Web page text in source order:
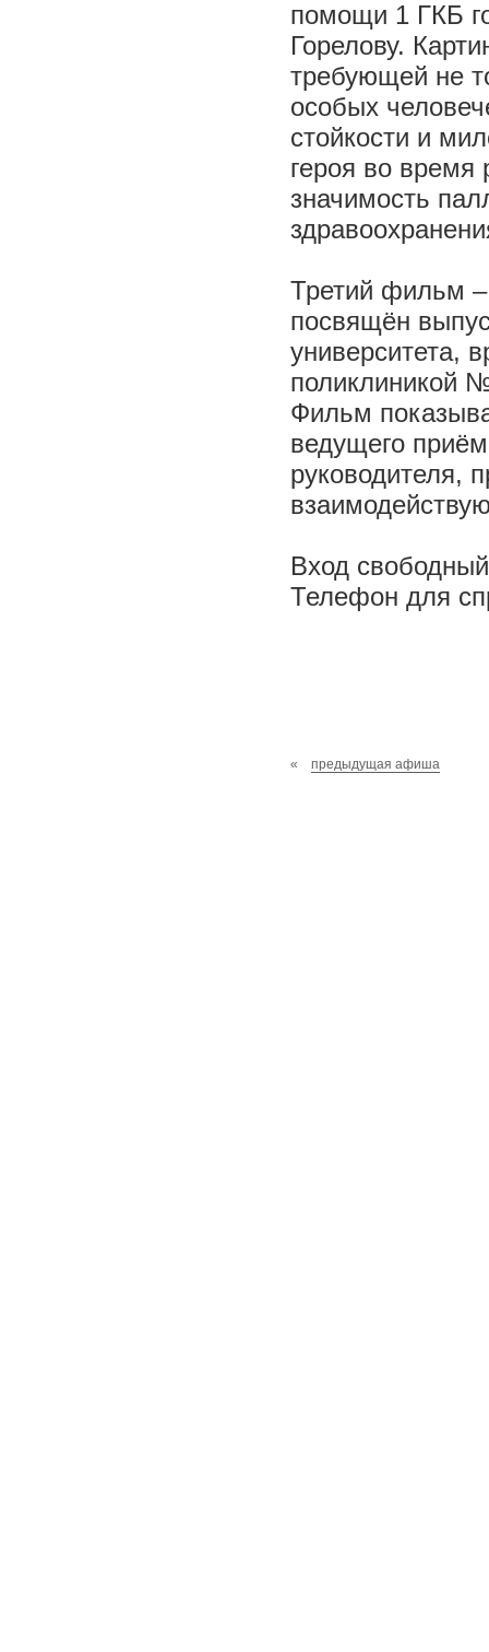
помощи 1 ГКБ
Горелову.
требующей не
особых
стойкости и
героя во время
значимость
Третий фильм
посвящён
университета,
поликлиникой
Фильм
ведущего
руководителя,
Вход
Телефон для
« предыдущая афиша